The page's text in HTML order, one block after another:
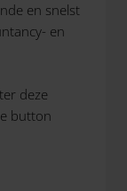
en snelst
en
deze
button